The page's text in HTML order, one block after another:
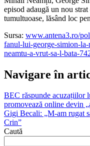
episod adaugă un nou
tumultuoase, lăsând loc
Sursa: www.antena3.ro/
fanul-lui-george-simion-
neamtu-a-vrut-sa-l-bata-
Navigare în
BEC răspunde acuzațiilor
promovează online devin
Gigi Becali: „M-am rugat
Crin”
Caută